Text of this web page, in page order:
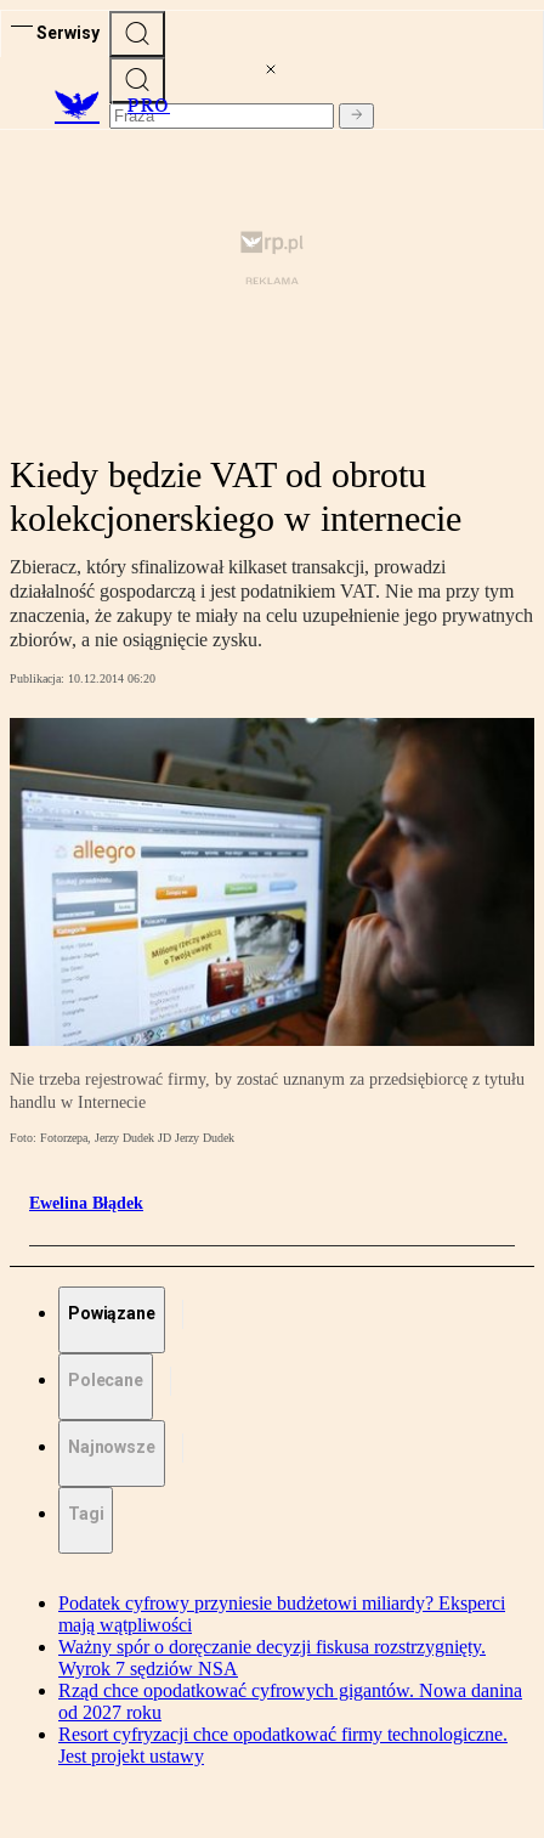
Serwisy
PRO
Kiedy będzie VAT od obrotu
kolekcjonerskiego w internecie
Zbieracz, który sfinalizował kilkaset transakcji, prowadzi
działalność gospodarczą i jest podatnikiem VAT. Nie ma przy tym
znaczenia, że zakupy te miały na celu uzupełnienie jego prywatnych
zbiorów, a nie osiągnięcie zysku.
Publikacja: 10.12.2014 06:20
Nie trzeba rejestrować firmy, by zostać uznanym za przedsiębiorcę z tytułu
handlu w Internecie
Foto: Fotorzepa, Jerzy Dudek JD Jerzy Dudek
Ewelina Błądek
Powiązane
Polecane
Najnowsze
Tagi
Podatek cyfrowy przyniesie budżetowi miliardy? Eksperci
mają wątpliwości
Ważny spór o doręczanie decyzji fiskusa rozstrzygnięty.
Wyrok 7 sędziów NSA
Rząd chce opodatkować cyfrowych gigantów. Nowa danina
od 2027 roku
Resort cyfryzacji chce opodatkować firmy technologiczne.
Jest projekt ustawy